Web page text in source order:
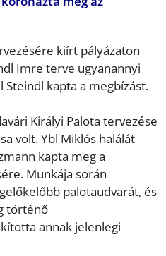
kiírt pályázaton
Imre terve ugyanannyi
Steindl kapta a megbízást.
Királyi Palota tervezése
volt. Ybl Miklós halálát
kapta meg a
Munkája során
palotaudvarát, és
történő
annak jelenlegi